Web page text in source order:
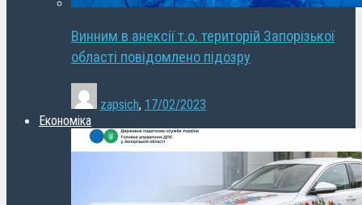
Винним в анексії т.о. територій Запорізької
області повідомлено підозру
zapsich, 17/02/2023
Економіка